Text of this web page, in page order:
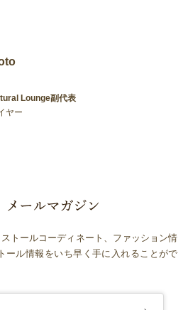
Lounge副代表
ヤー
トールコーディネート、ファッション情
ール情報をいち早く手に入れることがで